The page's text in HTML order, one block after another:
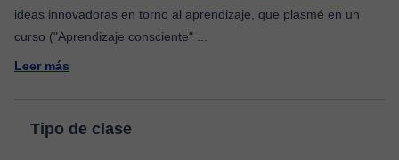
ideas innovadoras en torno al aprendizaje, que plasmé en un
curso ("Aprendizaje consciente"
Leer más
Tipo de clase